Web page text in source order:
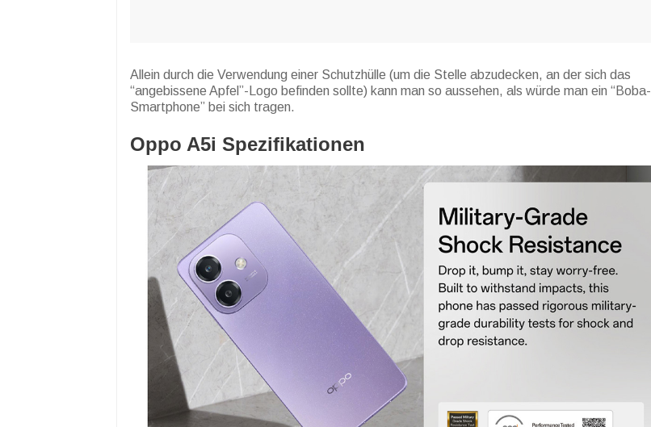
Allein durch die Verwendung einer Schutzhülle (um die Stelle abzudecken, an der sich das
“angebissene Apfel”-Logo befinden sollte) kann man so aussehen, als würde man ein “Boba-
Smartphone” bei sich tragen.
Oppo A5i Spezifikationen